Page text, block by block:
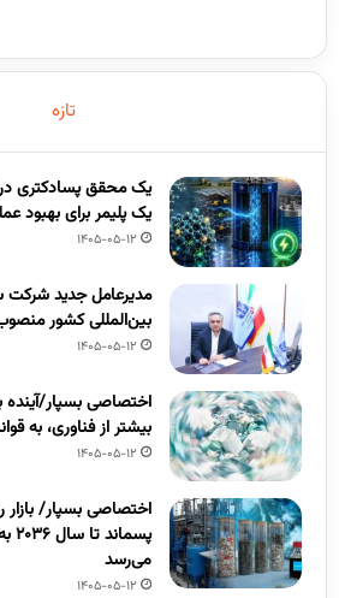
تازه
یک محقق پسادکتری
یک پلیمر برای بهبود
1405-05-12
مدیرعامل جدید
بین‌المللی کشور
1405-05-12
اختصاصی بسپار/آینده
بیشتر از فناوری، به
1405-05-12
اختصاصی بسپار/
می‌رسد
1405-05-12